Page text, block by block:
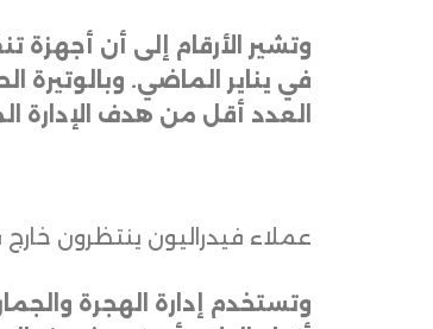
العدد أقل من هدف الإدارة
عملاء فيدراليون ينتظرون خارج قاعة